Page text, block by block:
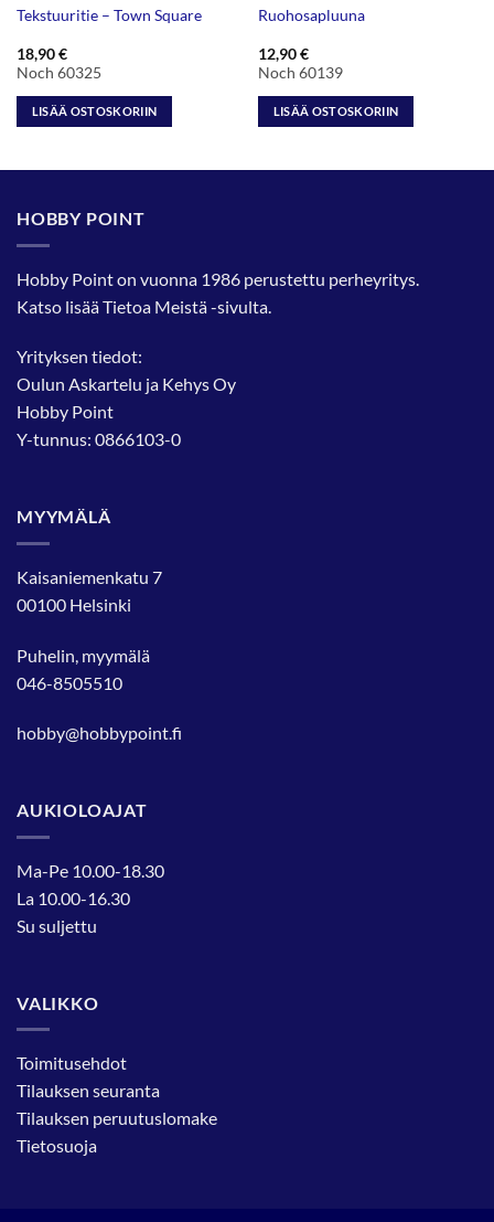
Tekstuuritie – Town Square
18,90€
Noch 60325
LISÄÄ OSTOSKORIIN
Ruohosapluuna
12,90€
Noch 60139
LISÄÄ OSTOSKORIIN
HOBBY POINT
Hobby Point on vuonna 1986 perustettu perheyritys.
Katso lisääTietoa Meistä-sivulta.
Yrityksen tiedot:
Oulun Askartelu ja Kehys Oy
Hobby Point
Y-tunnus: 0866103-0
MYYMÄLÄ
Kaisaniemenkatu 7
00100 Helsinki
Puhelin, myymälä
046-8505510
hobby@hobbypoint.fi
AUKIOLOAJAT
Ma-Pe 10.00-18.30
La 10.00-16.30
Su suljettu
VALIKKO
Toimitusehdot
Tilauksen seuranta
Tilauksen peruutuslomake
Tietosuoja